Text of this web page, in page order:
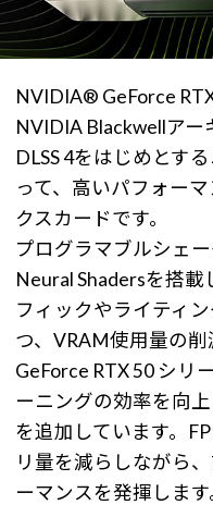
NVIDIA® GeForce
NVIDIA Blackwellアー
DLSS 4をはじめとす
って、高いパフォー
クスカードです。
プログラマブルシェ
Neural Shadersを搭
フィックやライティ
つ、VRAM使用量の削
GeForce RTX 50 シリ
ーニングの効率を向
を追加しています。
リ量を減らしながら
ーマンスを発揮します